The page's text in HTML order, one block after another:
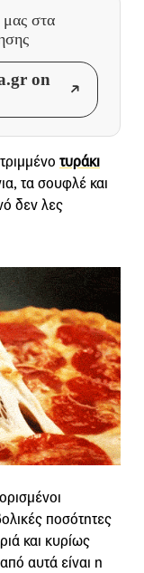
μας στα
on
τυράκι
τα σουφλέ και
δεν λες
ποσότητες
και κυρίως
αυτά είναι η